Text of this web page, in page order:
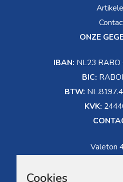
ONZE
IBAN: NL23 RABO
BIC:
BTW:
KVK:
Valeton
Cookies